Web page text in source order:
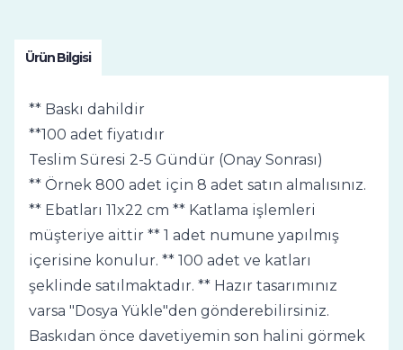
Ürün Bilgisi
** Baskı dahildir
**100 adet fiyatıdır
Teslim Süresi 2-5 Gündür (Onay Sonrası)
** Örnek 800 adet için 8 adet satın almalısınız.
** Ebatları 11x22 cm ** Katlama işlemleri
müşteriye aittir ** 1 adet numune yapılmış
içerisine konulur. ** 100 adet ve katları
şeklinde satılmaktadır. ** Hazır tasarımınız
varsa "Dosya Yükle"den gönderebilirsiniz.
Baskıdan önce davetiyemin son halini görmek